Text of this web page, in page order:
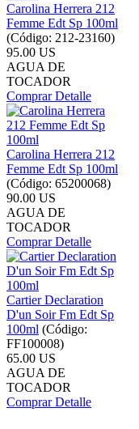
Carolina Herrera 212
Femme Edt Sp 100ml
(Código: 212-23160)
95.00 US
AGUA DE
TOCADOR
ComprarDetalle
Carolina Herrera 212
Femme Edt Sp 100ml
(Código: 65200068)
90.00 US
AGUA DE
TOCADOR
ComprarDetalle
Cartier Declaration
D'un Soir Fm Edt Sp
100ml (Código:
FF100008)
65.00 US
AGUA DE
TOCADOR
ComprarDetalle